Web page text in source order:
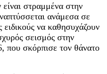
στραμμένα στην
ανάμεσα σε
να καθησυχάζουν
σεισμός στην
που σκόρπισε τον θάνατο